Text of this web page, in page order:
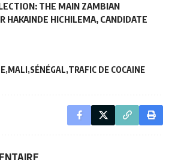
THE MAIN ZAMBIAN
HAKAINDE HICHILEMA, CANDIDATE
MALI SÉNÉGAL TRAFIC DE COCAINE